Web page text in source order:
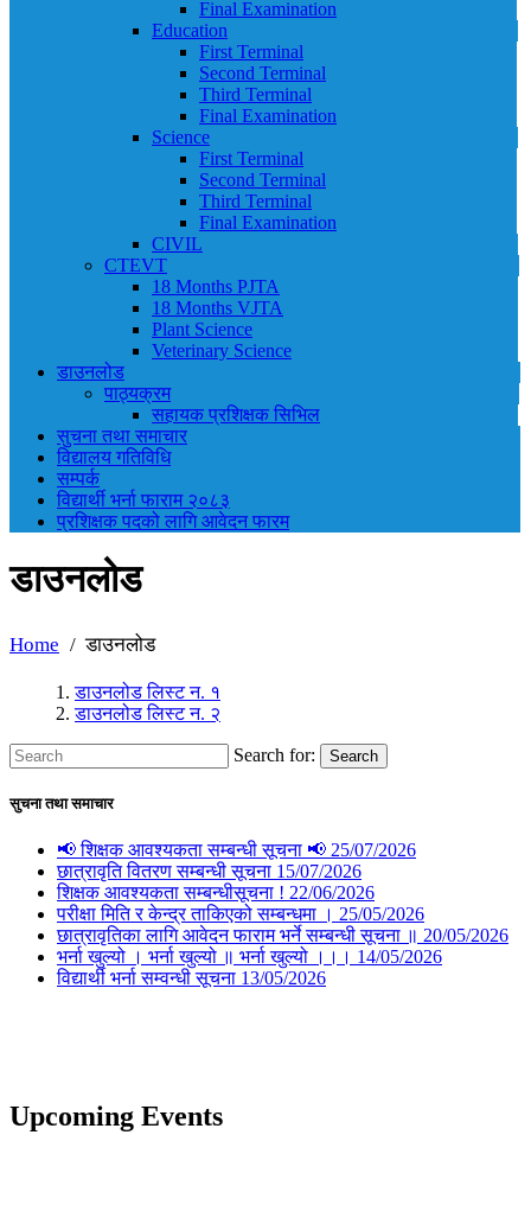
Final Examination
Education
First Terminal
Second Terminal
Third Terminal
Final Examination
Science
First Terminal
Second Terminal
Third Terminal
Final Examination
CIVIL
CTEVT
18 Months PJTA
18 Months VJTA
Plant Science
Veterinary Science
डाउनलोड
पाठ्यक्रम
सहायक प्रशिक्षक सिभिल
सुचना तथा समाचार
विद्यालय गतिविधि
सम्पर्क
विद्यार्थी भर्ना फाराम २०८३
प्रशिक्षक पदको लागि आवेदन फारम
डाउनलोड
Home डाउनलोड
डाउनलोड लिस्ट न. १
डाउनलोड लिस्ट न. २
Search for: Search
सुचना तथा समाचार
📢 शिक्षक आवश्यकता सम्बन्धी सूचना 📢 25/07/2026
छात्रावृति वितरण सम्बन्धी सूचना 15/07/2026
शिक्षक आवश्यकता सम्बन्धीसूचना ! 22/06/2026
परीक्षा मिति र केन्द्र ताकिएको सम्बन्धमा । 25/05/2026
छात्रावृतिका लागि आवेदन फाराम भर्ने सम्बन्धी सूचना ॥ 20/05/2026
भर्ना खुल्यो । भर्ना खुल्यो ॥ भर्ना खुल्यो ।।। 14/05/2026
विद्यार्थी भर्ना सम्वन्धी सूचना 13/05/2026
Upcoming Events